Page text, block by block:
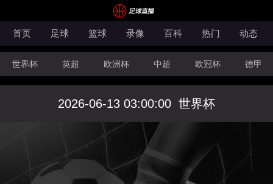
首页 足球 篮球 录像 百科 热门 动态
世界杯 英超 欧洲杯 中超 欧冠杯 德甲
CBA FIBA洲际杯
2026-06-13 03:00:00 世界杯